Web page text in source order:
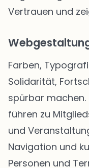
Vertrauen und
Farben,
Solidarität,
spürbar
führen zu
und
Navigation und
Personen und